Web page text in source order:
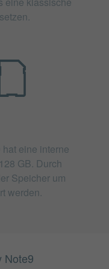
eine interne
GB. Durch
Speicher um
werden.
Note9